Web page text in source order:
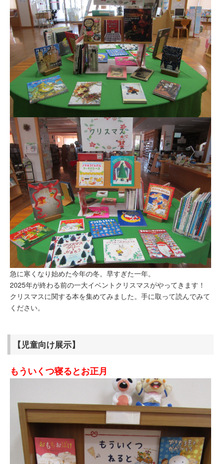
急に寒くなり始めた今年の冬。早すぎた一年。
2025年が終わる前の一大イベントクリスマスがやってきます！
クリスマスに関する本を集めてみました。手に取って読んでみて
ください。
【児童向け展示】
もういくつ寝るとお正月